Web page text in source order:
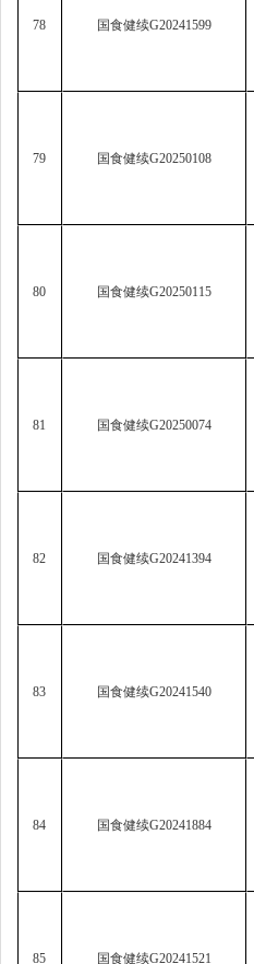
78 国食健续G20241599
79 国食健续G20250108
80 国食健续G20250115
81 国食健续G20250074
82 国食健续G20241394
83 国食健续G20241540
84 国食健续G20241884
85 国食健续G20241521